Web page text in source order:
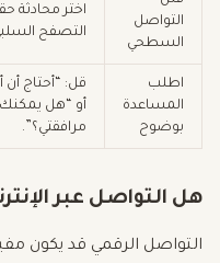
التواصل
السطحي
اختر محادثة
التصفح
اطلب
المساعدة
بوضوح
قل: “أحتاج أن
أو “هل يمكنك
مرافقتي؟”.
هل التواصل عبر
التواصل الرقمي قد يكون